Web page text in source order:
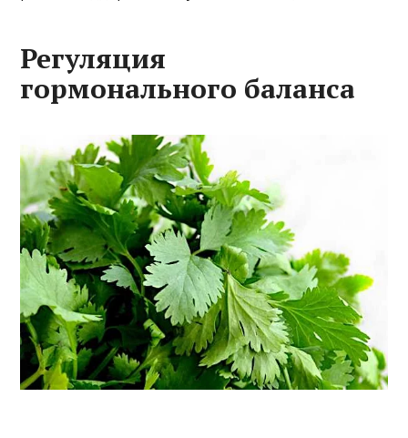
Регуляция
гормонального баланса